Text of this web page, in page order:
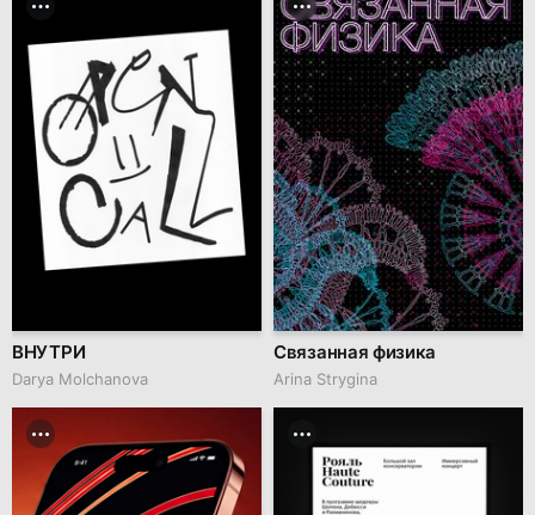
ВНУТРИ
Darya Molchanova
Связанная физика
Arina Strygina